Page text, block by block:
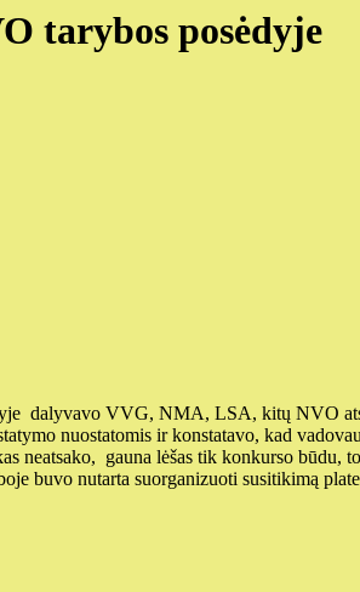
tarybos posėdyje
dalyvavo VVG, NMA, LSA, kitų NVO
nuostatomis ir konstatavo, kad
neatsako, gauna lėšas tik konkurso
buvo nutarta suorganizuoti susitikimą